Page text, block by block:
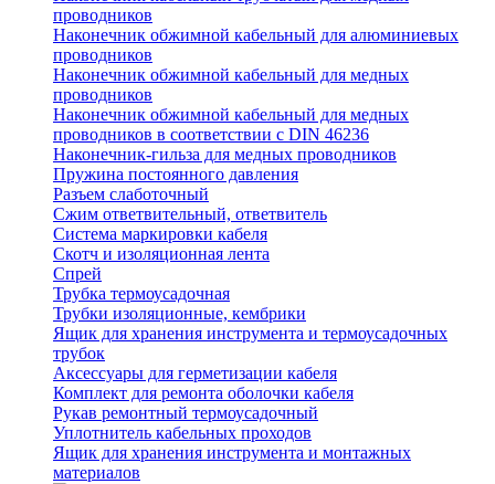
проводников
Наконечник обжимной кабельный для алюминиевых
проводников
Наконечник обжимной кабельный для медных
проводников
Наконечник обжимной кабельный для медных
проводников в соответствии с DIN 46236
Наконечник-гильза для медных проводников
Пружина постоянного давления
Разъем слаботочный
Сжим ответвительный, ответвитель
Система маркировки кабеля
Скотч и изоляционная лента
Спрей
Трубка термоусадочная
Трубки изоляционные, кембрики
Ящик для хранения инструмента и термоусадочных
трубок
Аксессуары для герметизации кабеля
Комплект для ремонта оболочки кабеля
Рукав ремонтный термоусадочный
Уплотнитель кабельных проходов
Ящик для хранения инструмента и монтажных
материалов